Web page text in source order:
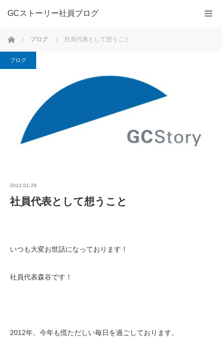
GCストーリー社員ブログ
ホーム ブログ 社員代表として想うこと
ブログ
2012.01.28
社員代表として想うこと
いつも大変お世話になっております！
社員代表森谷です！
2012年、今年も慌ただしい毎日を過ごしております。